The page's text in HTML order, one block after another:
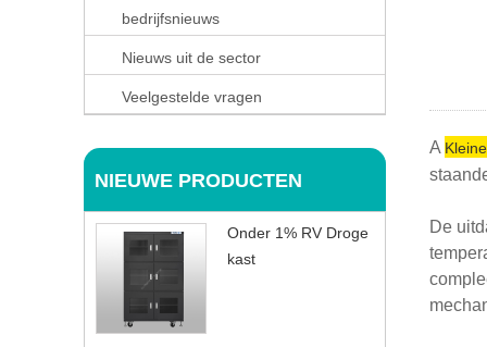
bedrijfsnieuws
Nieuws uit de sector
Veelgestelde vragen
NIEUWE PRODUCTEN
Onder 1% RV Droge
kast
A
De